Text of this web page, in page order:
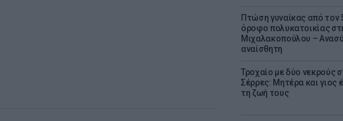
Πτώση γυναίκας από τον
όροφο πολυκατοικίας
Μιχαλακοπούλου –
αναίσθητη
Τροχαίο με δύο νεκρούς
Σέρρες: Μητέρα και γιος
τη ζωή τους